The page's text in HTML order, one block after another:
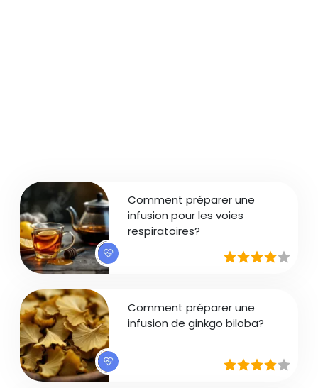
Comment préparer une
infusion pour les voies
respiratoires?
Comment préparer une
infusion de ginkgo biloba?